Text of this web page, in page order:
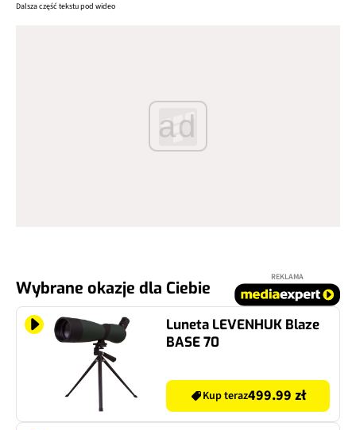
Dalsza część tekstu pod wideo
ad
Wybrane okazje dla Ciebie
REKLAMA
Luneta LEVENHUK Blaze
BASE 70
Kup teraz499.99 zł